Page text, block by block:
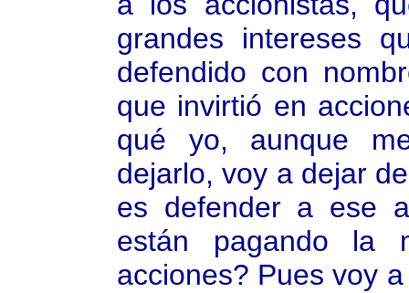
grandes intereses
defendido con
que invirtió en
qué yo, aunque
dejarlo, voy a dejar
es defender a ese
están pagando la
acciones? Pues voy